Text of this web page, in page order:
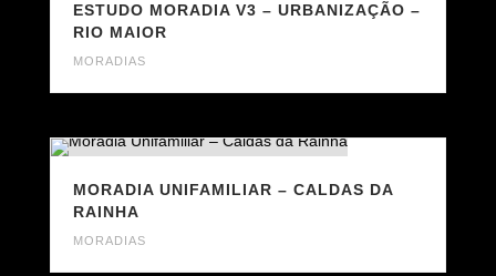
ESTUDO MORADIA V3 – URBANIZAÇÃO –
RIO MAIOR
MORADIAS
MORADIA UNIFAMILIAR – CALDAS DA
RAINHA
MORADIAS